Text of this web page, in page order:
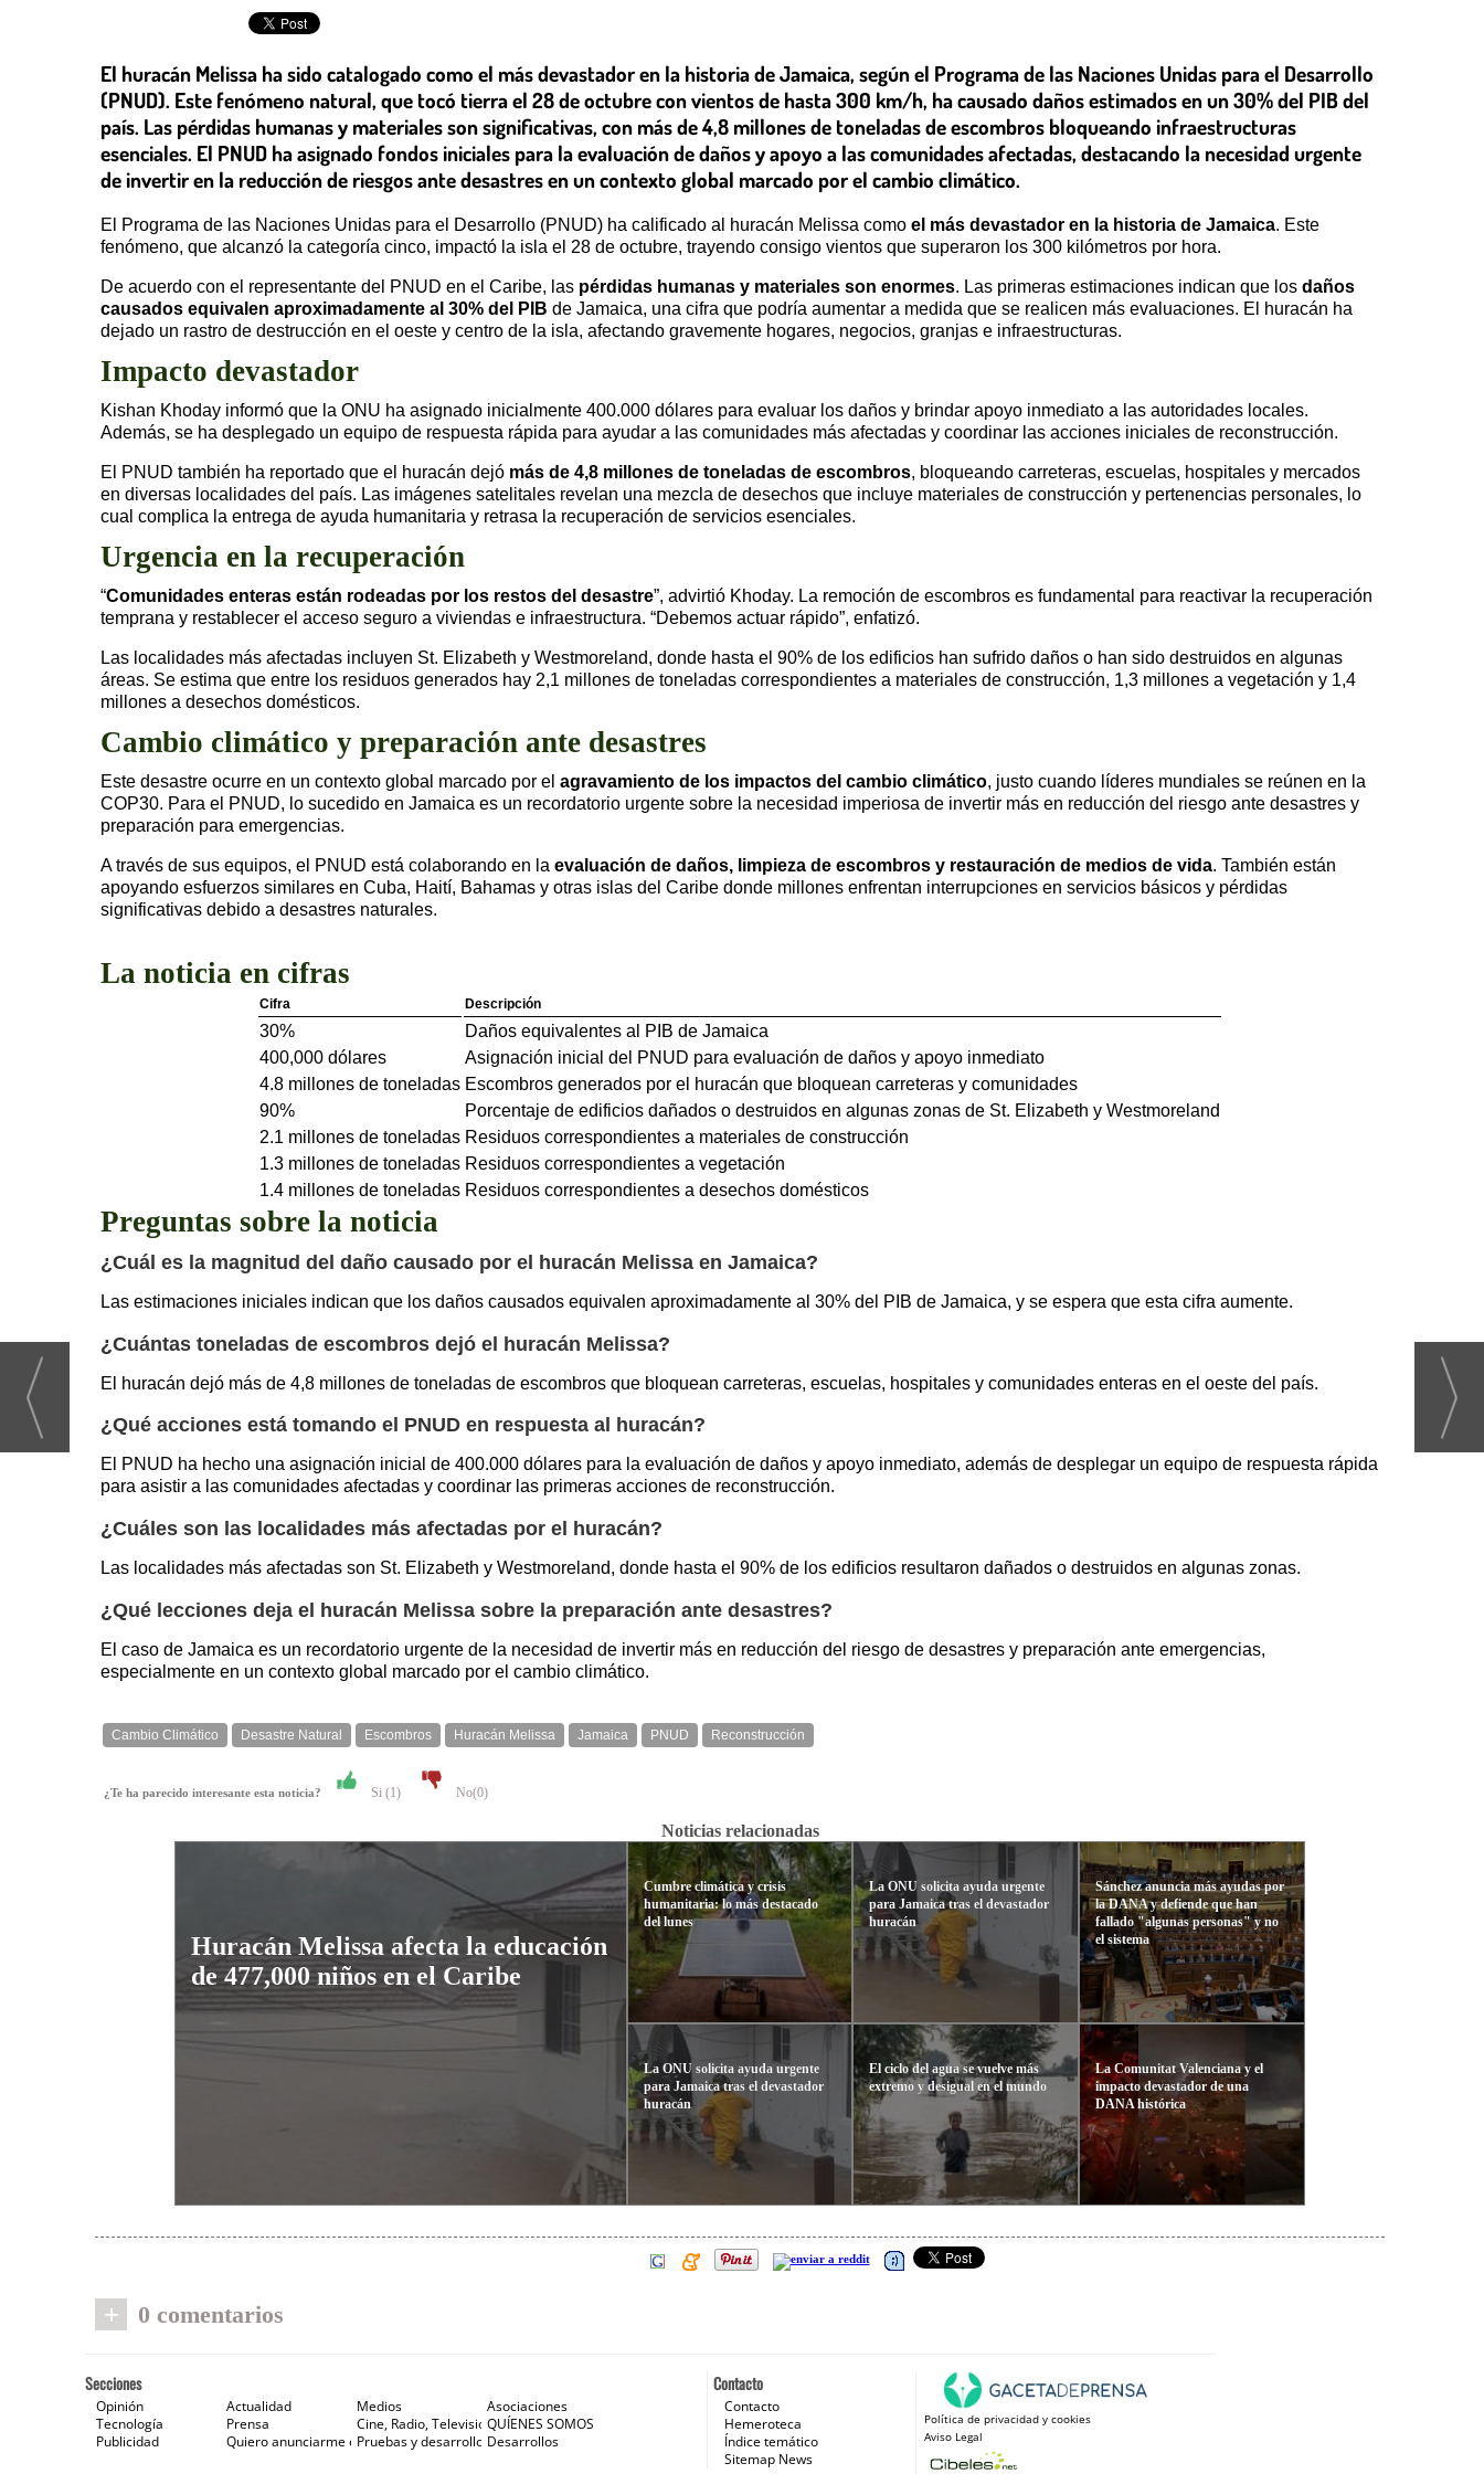
El huracán Melissa ha sido catalogado como el más devastador en la historia de Jamaica, según el Programa de las Naciones Unidas para el Desarrollo
(PNUD). Este fenómeno natural, que tocó tierra el 28 de octubre con vientos de hasta 300 km/h, ha causado daños estimados en un 30% del PIB del
país. Las pérdidas humanas y materiales son significativas, con más de 4,8 millones de toneladas de escombros bloqueando infraestructuras
esenciales. El PNUD ha asignado fondos iniciales para la evaluación de daños y apoyo a las comunidades afectadas, destacando la necesidad urgente
de invertir en la reducción de riesgos ante desastres en un contexto global marcado por el cambio climático.
El Programa de las Naciones Unidas para el Desarrollo (PNUD) ha calificado al huracán Melissa como el más devastador en la historia de Jamaica. Este
fenómeno, que alcanzó la categoría cinco, impactó la isla el 28 de octubre, trayendo consigo vientos que superaron los 300 kilómetros por hora.
De acuerdo con el representante del PNUD en el Caribe, las pérdidas humanas y materiales son enormes. Las primeras estimaciones indican que los daños
causados equivalen aproximadamente al 30% del PIB de Jamaica, una cifra que podría aumentar a medida que se realicen más evaluaciones. El huracán ha
dejado un rastro de destrucción en el oeste y centro de la isla, afectando gravemente hogares, negocios, granjas e infraestructuras.
Impacto devastador
Kishan Khoday informó que la ONU ha asignado inicialmente 400.000 dólares para evaluar los daños y brindar apoyo inmediato a las autoridades locales.
Además, se ha desplegado un equipo de respuesta rápida para ayudar a las comunidades más afectadas y coordinar las acciones iniciales de reconstrucción.
El PNUD también ha reportado que el huracán dejó más de 4,8 millones de toneladas de escombros, bloqueando carreteras, escuelas, hospitales y mercados
en diversas localidades del país. Las imágenes satelitales revelan una mezcla de desechos que incluye materiales de construcción y pertenencias personales, lo
cual complica la entrega de ayuda humanitaria y retrasa la recuperación de servicios esenciales.
Urgencia en la recuperación
“Comunidades enteras están rodeadas por los restos del desastre”, advirtió Khoday. La remoción de escombros es fundamental para reactivar la recuperación
temprana y restablecer el acceso seguro a viviendas e infraestructura. “Debemos actuar rápido”, enfatizó.
Las localidades más afectadas incluyen St. Elizabeth y Westmoreland, donde hasta el 90% de los edificios han sufrido daños o han sido destruidos en algunas
áreas. Se estima que entre los residuos generados hay 2,1 millones de toneladas correspondientes a materiales de construcción, 1,3 millones a vegetación y 1,4
millones a desechos domésticos.
Cambio climático y preparación ante desastres
Este desastre ocurre en un contexto global marcado por el agravamiento de los impactos del cambio climático, justo cuando líderes mundiales se reúnen en la
COP30. Para el PNUD, lo sucedido en Jamaica es un recordatorio urgente sobre la necesidad imperiosa de invertir más en reducción del riesgo ante desastres y
preparación para emergencias.
A través de sus equipos, el PNUD está colaborando en la evaluación de daños, limpieza de escombros y restauración de medios de vida. También están
apoyando esfuerzos similares en Cuba, Haití, Bahamas y otras islas del Caribe donde millones enfrentan interrupciones en servicios básicos y pérdidas
significativas debido a desastres naturales.
La noticia en cifras
Cifra Descripción
30%
Daños equivalentes al PIB de Jamaica
400,000 dólares
Asignación inicial del PNUD para evaluación de daños y apoyo inmediato
4.8 millones de toneladas Escombros generados por el huracán que bloquean carreteras y comunidades
90%
Porcentaje de edificios dañados o destruidos en algunas zonas de St. Elizabeth y Westmoreland
2.1 millones de toneladas Residuos correspondientes a materiales de construcción
1.3 millones de toneladas Residuos correspondientes a vegetación
1.4 millones de toneladas Residuos correspondientes a desechos domésticos
Preguntas sobre la noticia
¿Cuál es la magnitud del daño causado por el huracán Melissa en Jamaica?
Las estimaciones iniciales indican que los daños causados equivalen aproximadamente al 30% del PIB de Jamaica, y se espera que esta cifra aumente.
¿Cuántas toneladas de escombros dejó el huracán Melissa?
El huracán dejó más de 4,8 millones de toneladas de escombros que bloquean carreteras, escuelas, hospitales y comunidades enteras en el oeste del país.
¿Qué acciones está tomando el PNUD en respuesta al huracán?
El PNUD ha hecho una asignación inicial de 400.000 dólares para la evaluación de daños y apoyo inmediato, además de desplegar un equipo de respuesta rápida
para asistir a las comunidades afectadas y coordinar las primeras acciones de reconstrucción.
¿Cuáles son las localidades más afectadas por el huracán?
Las localidades más afectadas son St. Elizabeth y Westmoreland, donde hasta el 90% de los edificios resultaron dañados o destruidos en algunas zonas.
¿Qué lecciones deja el huracán Melissa sobre la preparación ante desastres?
El caso de Jamaica es un recordatorio urgente de la necesidad de invertir más en reducción del riesgo de desastres y preparación ante emergencias,
especialmente en un contexto global marcado por el cambio climático.
Cambio Climático Desastre Natural Escombros Huracán Melissa Jamaica PNUD Reconstrucción
¿Te ha parecido interesante esta noticia? Si (1) No(0)
Noticias relacionadas
Huracán Melissa afecta la educación
de 477,000 niños en el Caribe
Cumbre climática y crisis
humanitaria: lo más destacado
del lunes
La ONU solicita ayuda urgente
para Jamaica tras el devastador
huracán
La ONU solicita ayuda urgente
para Jamaica tras el devastador
huracán
El ciclo del agua se vuelve más
extremo y desigual en el mundo
Sánchez anuncia más ayudas por
la DANA y defiende que han
fallado "algunas personas" y no
el sistema
La Comunitat Valenciana y el
impacto devastador de una
DANA histórica
+ 0 comentarios
Contacto
Contacto
Hemeroteca
Índice temático
Sitemap News
Política de privacidad y cookies
Aviso Legal
Secciones
Opinión Actualidad Medios
Asociaciones
Tecnología
Prensa Cine, Radio, Televisión e Internet
QUÍENES SOMOS
Publicidad
Quiero anunciarme en Gaceta de Prensa
Pruebas y desarrollosDesarrollos